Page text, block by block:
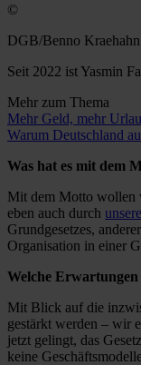
©
DGB/Benno Kraehahn
Seit 2022 ist Yasmin
Mehr zum Thema
Mehr Geld, mehr
Warum Deutschland
Was hat es mit dem
Mit dem Motto wollen
eben auch durch
Grundgesetzes,
Organisation in einer
Welche
Mit Blick auf die
gestärkt werden – wir
jetzt gelingt, das
keine